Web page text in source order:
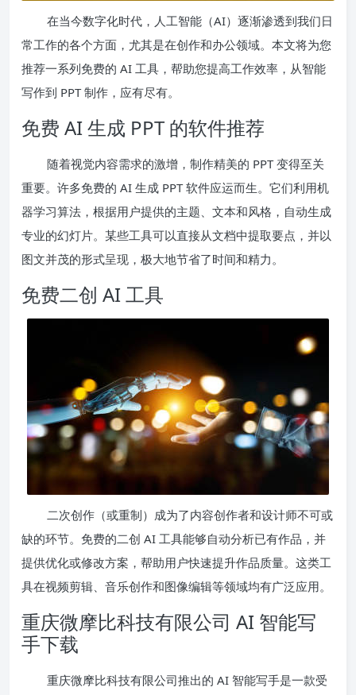
在当今数字化时代，人工智能（AI）逐渐渗透到我们日
常工作的各个方面，尤其是在创作和办公领域。本文将为您
推荐一系列免费的 AI 工具，帮助您提高工作效率，从智能
写作到 PPT 制作，应有尽有。
免费 AI 生成 PPT 的软件推荐
随着视觉内容需求的激增，制作精美的 PPT 变得至关
重要。许多免费的 AI 生成 PPT 软件应运而生。它们利用机
器学习算法，根据用户提供的主题、文本和风格，自动生成
专业的幻灯片。某些工具可以直接从文档中提取要点，并以
图文并茂的形式呈现，极大地节省了时间和精力。
免费二创 AI 工具
二次创作（或重制）成为了内容创作者和设计师不可或
缺的环节。免费的二创 AI 工具能够自动分析已有作品，并
提供优化或修改方案，帮助用户快速提升作品质量。这类工
具在视频剪辑、音乐创作和图像编辑等领域均有广泛应用。
重庆微摩比科技有限公司 AI 智能写
手下载
重庆微摩比科技有限公司推出的 AI 智能写手是一款受